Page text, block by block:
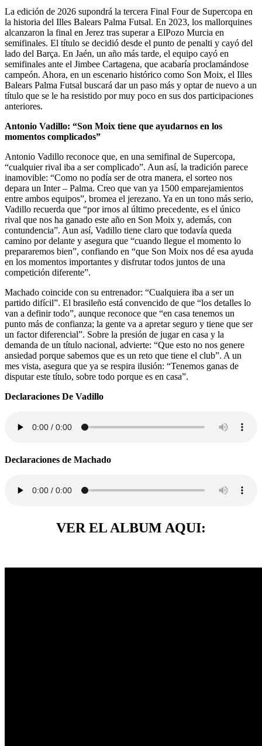
La edición de 2026 supondrá la tercera Final Four de Supercopa en
la historia del Illes Balears Palma Futsal. En 2023, los mallorquines
alcanzaron la final en Jerez tras superar a ElPozo Murcia en
semifinales. El título se decidió desde el punto de penalti y cayó del
lado del Barça. En Jaén, un año más tarde, el equipo cayó en
semifinales ante el Jimbee Cartagena, que acabaría proclamándose
campeón. Ahora, en un escenario histórico como Son Moix, el Illes
Balears Palma Futsal buscará dar un paso más y optar de nuevo a un
título que se le ha resistido por muy poco en sus dos participaciones
anteriores.
Antonio Vadillo: “Son Moix tiene que ayudarnos en los
momentos complicados”
Antonio Vadillo reconoce que, en una semifinal de Supercopa,
“cualquier rival iba a ser complicado”. Aun así, la tradición parece
inamovible: “Como no podía ser de otra manera, el sorteo nos
depara un Inter – Palma. Creo que van ya 1500 emparejamientos
entre ambos equipos”, bromea el jerezano. Ya en un tono más serio,
Vadillo recuerda que “por irnos al último precedente, es el único
rival que nos ha ganado este año en Son Moix y, además, con
contundencia”. Aun así, Vadillo tiene claro que todavía queda
camino por delante y asegura que “cuando llegue el momento lo
prepararemos bien”, confiando en “que Son Moix nos dé esa ayuda
en los momentos importantes y disfrutar todos juntos de una
competición diferente”.
Machado coincide con su entrenador: “Cualquiera iba a ser un
partido difícil”. El brasileño está convencido de que “los detalles lo
van a definir todo”, aunque reconoce que “en casa tenemos un
punto más de confianza; la gente va a apretar seguro y tiene que ser
un factor diferencial”. Sobre la presión de jugar en casa y la
demanda de un título nacional, advierte: “Que esto no nos genere
ansiedad porque sabemos que es un reto que tiene el club”. A un
mes vista, asegura que ya se respira ilusión: “Tenemos ganas de
disputar este título, sobre todo porque es en casa”.
Declaraciones De Vadillo
Declaraciones de Machado
VER EL ALBUM AQUI: